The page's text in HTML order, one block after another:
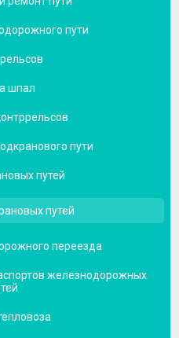
пути
шпал
пути
путей
путей
переезда
железнодорожных